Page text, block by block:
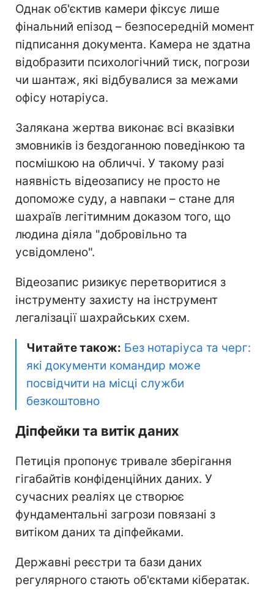
Однак об'єктив камери фіксує лише
фінальний епізод – безпосередній момент
підписання документа. Камера не здатна
відобразити психологічний тиск, погрози
чи шантаж, які відбувалися за межами
офісу нотаріуса.
Залякана жертва виконає всі вказівки
змовників із бездоганною поведінкою та
посмішкою на обличчі. У такому разі
наявність відеозапису не просто не
допоможе суду, а навпаки – стане для
шахраїв легітимним доказом того, що
людина діяла "добровільно та
усвідомлено".
Відеозапис ризикує перетворитися з
інструменту захисту на інструмент
легалізації шахрайських схем.
Читайте також: Без нотаріуса та черг:
які документи командир може
посвідчити на місці служби
безкоштовно
Діпфейки та витік даних
Петиція пропонує тривале зберігання
гігабайтів конфіденційних даних. У
сучасних реаліях це створює
фундаментальні загрози повязані з
витіком даних та діпфейками.
Державні реєстри та бази даних
регулярного стають об'єктами кібератак.